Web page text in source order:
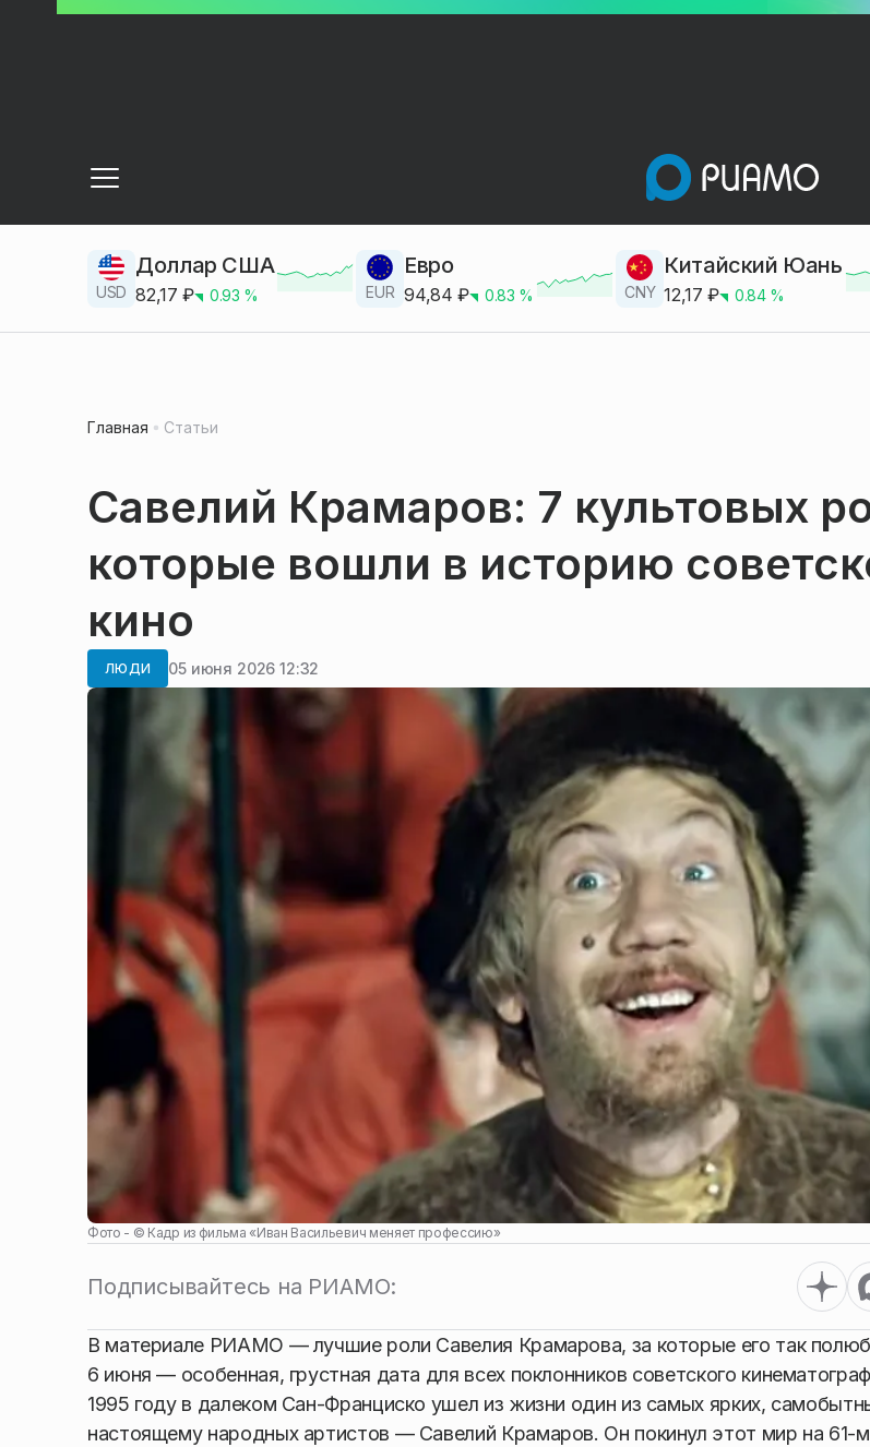
USD
Доллар США
82,17 ₽ 0.93 % EUR
Евро
94,84 ₽ 0.83 % CNY
Китайский Юань
12,17 ₽ 0.84%
Главная Статьи
Савелий Крамаров: 7 культовых
которые вошли в историю
кино
ЛЮДИ 05 июня 2026 12:32
Фото - © Кадр из фильма «Иван Васильевич меняет профессию»
Подписывайтесь на РИАМО:
В материале РИАМО — лучшие роли Савелия Крамарова, за которые его так
6 июня — особенная, грустная дата для всех поклонников советского
1995 году в далеком Сан-Франциско ушел из жизни один из самых ярких,
настоящему народных артистов — Савелий Крамаров. Он покинул этот мир на 61-